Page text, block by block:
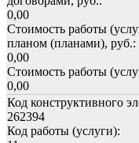
0,00
Стоимость работы
планом (планами), руб.:
0,00
Стоимость работы
0,00
Код конструктивного
262394
Код работы (услуги):